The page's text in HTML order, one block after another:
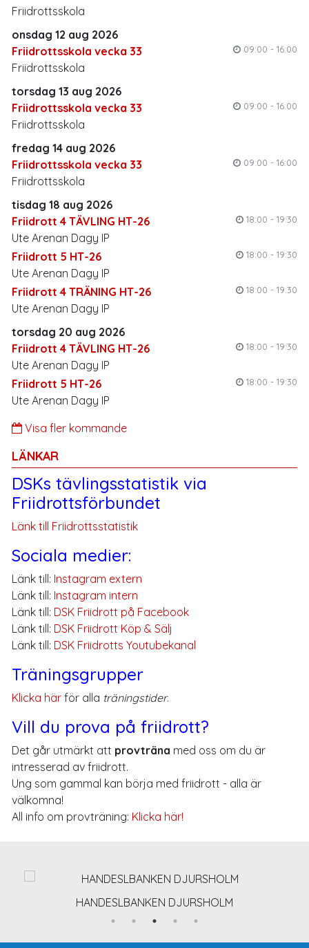
Friidrottsskola
onsdag 12 aug 2026
Friidrottsskola vecka 33
09:00 - 16:00
Friidrottsskola
torsdag 13 aug 2026
Friidrottsskola vecka 33
09:00 - 16:00
Friidrottsskola
fredag 14 aug 2026
Friidrottsskola vecka 33
09:00 - 16:00
Friidrottsskola
tisdag 18 aug 2026
Friidrott 4 TÄVLING HT-26
18:00 - 19:30
Ute Arenan Dagy IP
Friidrott 5 HT-26
18:00 - 19:30
Ute Arenan Dagy IP
Friidrott 4 TRÄNING HT-26
18:00 - 19:30
Ute Arenan Dagy IP
torsdag 20 aug 2026
Friidrott 4 TÄVLING HT-26
18:00 - 19:30
Ute Arenan Dagy IP
Friidrott 5 HT-26
18:00 - 19:30
Ute Arenan Dagy IP
Visa fler kommande
LÄNKAR
DSKs tävlingsstatistik via
Friidrottsförbundet
Länk till Friidrottsstatistik
Sociala medier:
Länk till: Instagram extern
Länk till: Instagram intern
Länk till: DSK Friidrott på Facebook
Länk till: DSK Friidrott Köp & Sälj
Länk till: DSK Friidrotts Youtubekanal
Träningsgrupper
Klicka här för alla träningstider.
Vill du prova på friidrott?
Det går utmärkt att provträna med oss om du är
intresserad av friidrott.
Ung som gammal kan börja med friidrott - alla är
välkomna!
All info om provträning: Klicka här!
HANDESLBANKEN DJURSHOLM